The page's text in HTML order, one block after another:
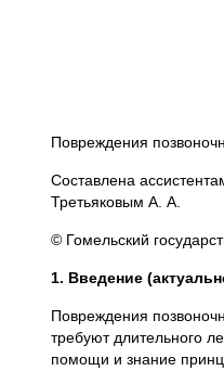
Повреждения
Составлена
Третьяковым А. А.
© Гомельский
1. Введение
Повреждения
требуют длительного
помощи и знание